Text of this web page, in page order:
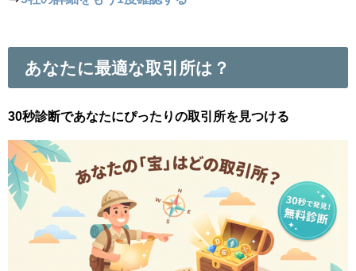
あなたに最適な取引所は？
30秒診断であなたにぴったりの取引所を見つける